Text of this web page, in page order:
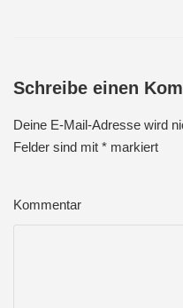
Schreibe einen
Deine E-Mail-Adresse wird
Felder sind mit * markiert
Kommentar